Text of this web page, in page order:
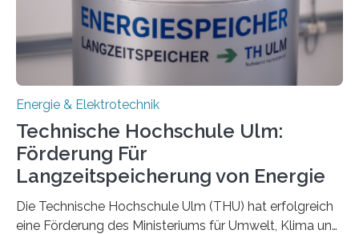
Energie & Elektrotechnik
Technische Hochschule Ulm:
Förderung Für
Langzeitspeicherung von Energie
Die Technische Hochschule Ulm (THU) hat erfolgreich
eine Förderung des Ministeriums für Umwelt, Klima und